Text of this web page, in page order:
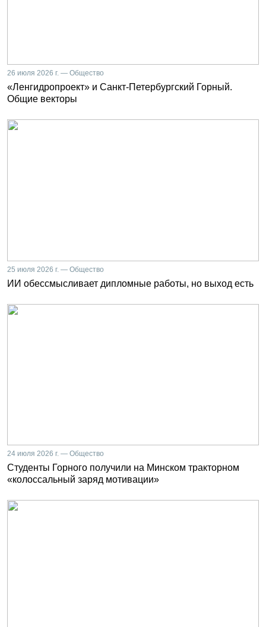
26 июля 2026 г. — Общество
«Ленгидропроект» и Санкт-Петербургский Горный.
Общие векторы
25 июля 2026 г. — Общество
ИИ обессмысливает дипломные работы, но выход есть
24 июля 2026 г. — Общество
Студенты Горного получили на Минском тракторном
«колоссальный заряд мотивации»